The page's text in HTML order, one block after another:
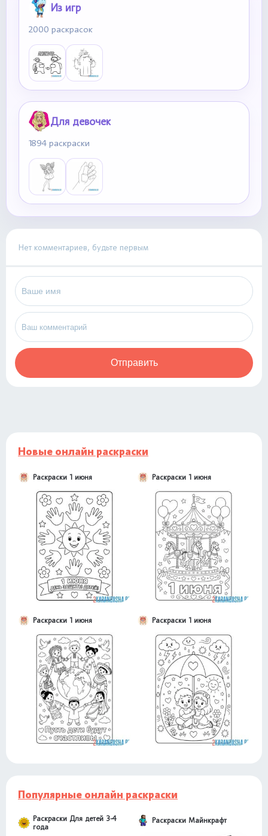
Из игр
2000 раскрасок
Для девочек
1894 раскраски
Нет комментариев, будьте первым
Отправить
Новые онлайн раскраски
Раскраски 1 июня Раскраски 1 июня
Раскраски 1 июня Раскраски 1 июня
Популярные онлайн раскраски
Раскраски Для детей 3-4
года
Раскраски Майнкрафт